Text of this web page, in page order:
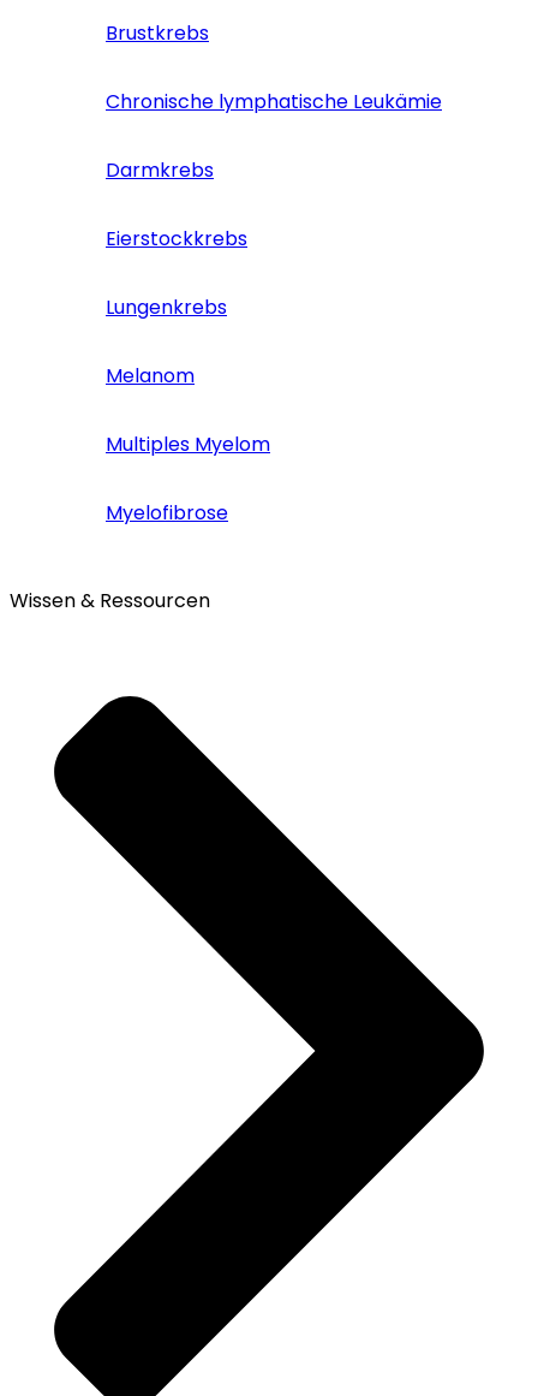
Brustkrebs
Chronische lymphatische Leukämie
Darmkrebs
Eierstockkrebs
Lungenkrebs
Melanom
Multiples Myelom
Myelofibrose
Wissen & Ressourcen